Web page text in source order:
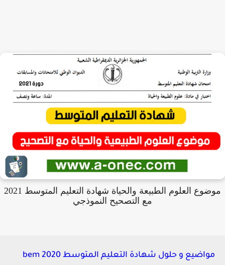
موضوع العلوم الطبيعة والحياة شهادة التعليم المتوسط 2021
مع التصحيح النموذجي
مواضيع و حلول شهادة التعليم المتوسط 2020 bem